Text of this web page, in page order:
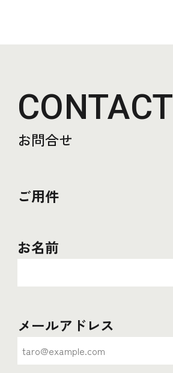
CONTACT
お問合せ
ご用件
お名前
メールアドレス